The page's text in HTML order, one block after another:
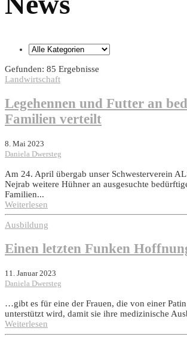
Gefunden: 85 Ergebnisse
Landwirtschaft
Legehennen und Futter an
Familien verteilt
8. Mai 2023
Daniela Dwersteg
Am 24. April übergab unser Schwesterverein
Nejrab weitere Hühner an ausgesuchte
Familien...
Weiterlesen
Ausbildung
Einen letzten Funken
11. Januar 2023
Daniela Dwersteg
…gibt es für eine der Frauen, die von einer
unterstützt wird, damit sie ihre medizinische
Weiterlesen